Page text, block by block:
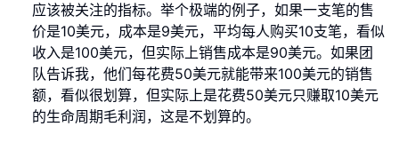
应该被关注的指标。举个极端的例子，如果一支笔的售
价是10美元，成本是9美元，平均每人购买10支笔，看似
收入是100美元，但实际上销售成本是90美元。如果团
队告诉我，他们每花费50美元就能带来100美元的销售
额，看似很划算，但实际上是花费50美元只赚取10美元
的生命周期毛利润，这是不划算的。